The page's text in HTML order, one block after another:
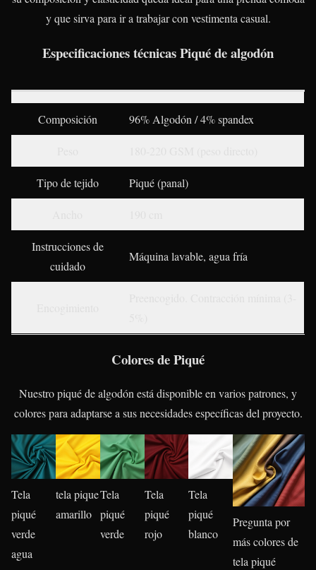
y que sirva para ir a trabajar con vestimenta casual.
Especificaciones técnicas Piqué de algodón
Composición 96% Algodón / 4% spandex
Tipo de tejido Piqué (panal)
Instrucciones de
cuidado
Máquina lavable, agua fría
Colores de Piqué
Nuestro piqué de algodón está disponible en varios patrones, y
colores para adaptarse a sus necesidades específicas del proyecto.
Tela
piqué
verde
agua
tela pique
amarillo
Tela
piqué
verde
Tela
piqué
rojo
Tela
piqué
blanco
Pregunta por
más colores de
tela piqué